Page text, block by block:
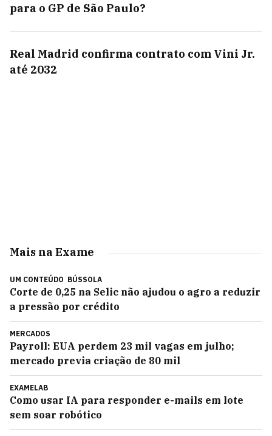
para o GP de São Paulo?
Real Madrid confirma contrato com Vini Jr.
até 2032
Mais na Exame
UM CONTEÚDO BÚSSOLA
Corte de 0,25 na Selic não ajudou o agro a reduzir
a pressão por crédito
MERCADOS
Payroll: EUA perdem 23 mil vagas em julho;
mercado previa criação de 80 mil
EXAMELAB
Como usar IA para responder e-mails em lote
sem soar robótico